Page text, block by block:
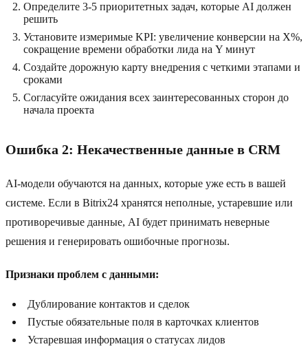
Определите 3-5 приоритетных задач, которые AI должен
решить
Установите измеримые KPI: увеличение конверсии на X%,
сокращение времени обработки лида на Y минут
Создайте дорожную карту внедрения с четкими этапами и
сроками
Согласуйте ожидания всех заинтересованных сторон до
начала проекта
Ошибка 2: Некачественные данные в CRM
AI-модели обучаются на данных, которые уже есть в вашей
системе. Если в Bitrix24 хранятся неполные, устаревшие или
противоречивые данные, AI будет принимать неверные
решения и генерировать ошибочные прогнозы.
Признаки проблем с данными:
Дублирование контактов и сделок
Пустые обязательные поля в карточках клиентов
Устаревшая информация о статусах лидов